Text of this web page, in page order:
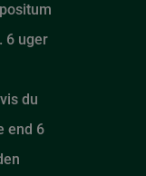
6 uger
du
end 6